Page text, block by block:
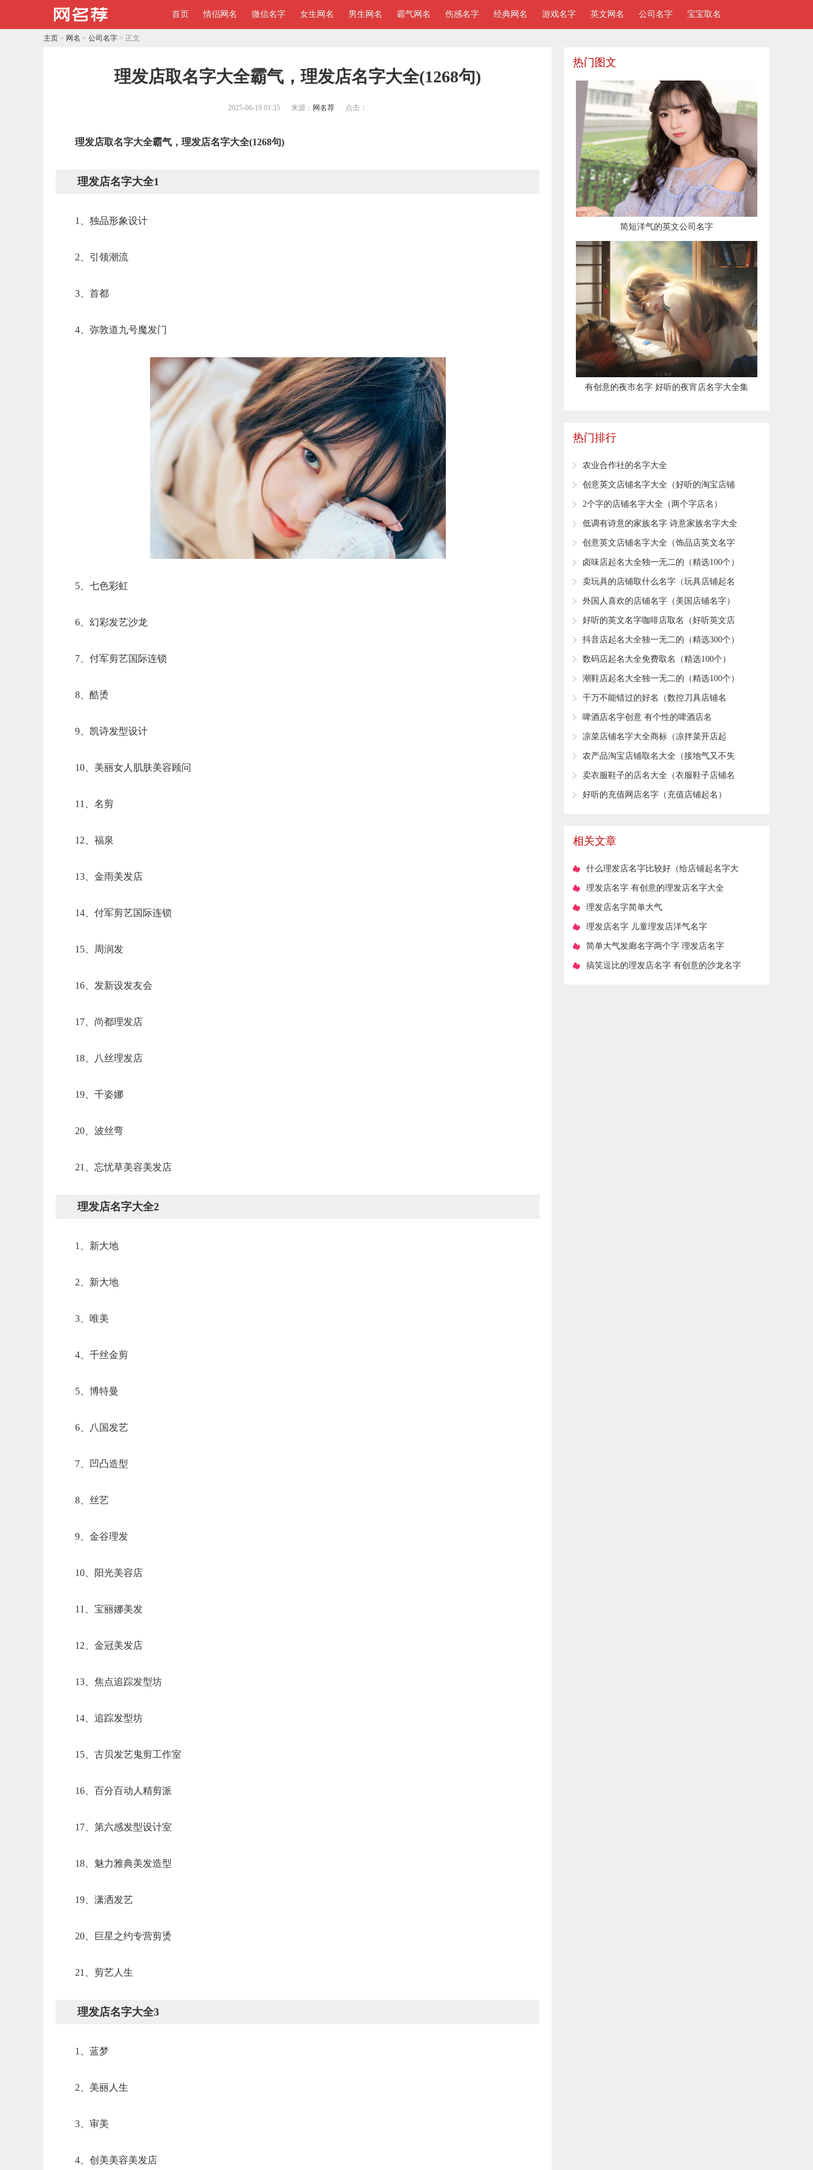
首页 情侣网名 微信名字 女生网名 男生网名 霸气网名 伤感名字 经典网名 游戏名字 英文网名 公司名字 宝宝取名
主页 > 网名 > 公司名字 > 正文
理发店取名字大全霸气，理发店名字大全(1268句)
2025-06-19 01:35 来源： 网名荐 点击：
理发店取名字大全霸气，理发店名字大全(1268句)
理发店名字大全1
1、独品形象设计
2、引领潮流
3、首都
4、弥敦道九号魔发门
5、七色彩虹
6、幻彩发艺沙龙
7、付军剪艺国际连锁
8、酷烫
9、凯诗发型设计
10、美丽女人肌肤美容顾问
11、名剪
12、福泉
13、金雨美发店
14、付军剪艺国际连锁
15、周润发
16、发新设发友会
17、尚都理发店
18、八丝理发店
19、千姿娜
20、波丝弯
21、忘忧草美容美发店
理发店名字大全2
1、新大地
2、新大地
3、唯美
4、千丝金剪
5、博特曼
6、八国发艺
7、凹凸造型
8、丝艺
9、金谷理发
10、阳光美容店
11、宝丽娜美发
12、金冠美发店
13、焦点追踪发型坊
14、追踪发型坊
15、古贝发艺鬼剪工作室
16、百分百动人精剪派
17、第六感发型设计室
18、魅力雅典美发造型
19、潇洒发艺
20、巨星之约专营剪烫
21、剪艺人生
理发店名字大全3
1、蓝梦
2、美丽人生
3、审美
4、创美美容美发店
热门图文
简短洋气的英文公司名字
有创意的夜市名字 好听的夜宵店名字大全集
热门排行
农业合作社的名字大全
​创意英文店铺名字大全（好听的淘宝店铺
英文名）
​2个字的店铺名字大全（两个字店名）
低调有诗意的家族名字 诗意家族名字大全
唯美
​创意英文店铺名字大全（饰品店英文名字
大全）
​卤味店起名大全独一无二的（精选100个）
​卖玩具的店铺取什么名字（玩具店铺起名
大全）
​外国人喜欢的店铺名字（美国店铺名字）
​好听的英文名字咖啡店取名（好听英文店
铺名字大全）
​抖音店起名大全独一无二的（精选300个）
​数码店起名大全免费取名（精选100个）
​潮鞋店起名大全独一无二的（精选100个）
​千万不能错过的好名（数控刀具店铺名
字）
啤酒店名字创意 有个性的啤酒店名
​凉菜店铺名字大全商标（凉拌菜开店起
名）
​农产品淘宝店铺取名大全（接地气又不失
创意）
​卖衣服鞋子的店名大全（衣服鞋子店铺名
字大全）
​好听的充值网店名字（充值店铺起名）
相关文章
​什么理发店名字比较好（给店铺起名字大
全2024年）
理发店名字 有创意的理发店名字大全
理发店名字简单大气
理发店名字 儿童理发店洋气名字
简单大气发廊名字两个字 理发店名字
搞笑逗比的理发店名字 有创意的沙龙名字